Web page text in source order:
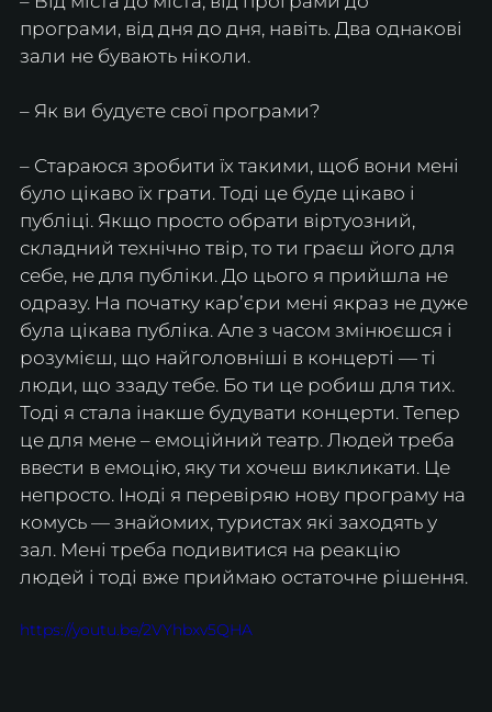
програми, від дня до дня, навіть. Два однакові
зали не бувають ніколи.
– Як ви будуєте свої програми?
– Стараюся зробити їх такими, щоб вони мені
було цікаво їх грати. Тоді це буде цікаво і
публіці. Якщо просто обрати віртуозний,
складний технічно твір, то ти граєш його для
себе, не для публіки. До цього я прийшла не
одразу. На початку карʼєри мені якраз не дуже
була цікава публіка. Але з часом змінюєшся і
розумієш, що найголовніші в концерті — ті
люди, що ззаду тебе. Бо ти це робиш для тих.
Тоді я стала інакше будувати концерти. Тепер
це для мене – емоційний театр. Людей треба
ввести в емоцію, яку ти хочеш викликати. Це
непросто. Іноді я перевіряю нову програму на
комусь — знайомих, туристах які заходять у
зал. Мені треба подивитися на реакцію
людей і тоді вже приймаю остаточне рішення.
https://youtu.be/2VYhbxv5QHA